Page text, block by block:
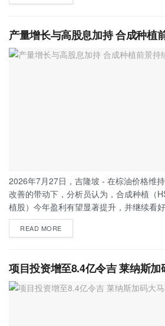
产量增长与高股息加持 合成种植
2026年7月27日，吉隆坡 - 在棕油价格维
改善的带动下，分析员认为，合成种植（
植股）今年盈利有望显著提升，并继续看好
READ MORE
项目投资增至8.4亿令吉 莱纳斯加